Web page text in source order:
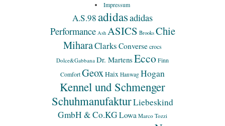
Impressum
A.S.98adidasadidas
Performance Ash ASICS Brooks Chie
MiharaClarks Conversecrocs
Dolce&Gabbana Dr. MartensEccoFinn
ComfortGeoxHaix Hanwag Hogan
Kennel und Schmenger
SchuhmanufakturLiebeskind
GmbH & Co.KG Lowa Marco Tozzi